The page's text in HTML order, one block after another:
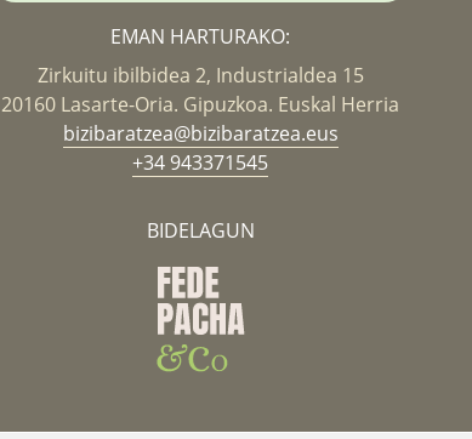
EMAN HARTURAKO:
Zirkuitu ibilbidea 2, Industrialdea 15
20160 Lasarte-Oria. Gipuzkoa. Euskal Herria
bizibaratzea@bizibaratzea.eus
+34 943371545
BIDELAGUN